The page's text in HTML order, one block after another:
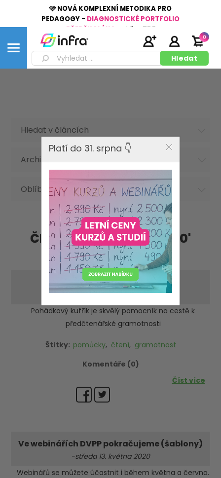
🩷 NOVÁ KOMPLEXNÍ METODIKA PRO
PEDAGOGY - DIAGNOSTICKÉ PORTFOLIO
PŘEDŠKOLÁKA
Více ZDE
0
Hledat v článcích
Archiv článků
Oblíbená hesla
Články - příspěvky '2020'
'květen'
Tip k předčtenářské gramotnosti
-čtvrtek 14. května 2020
Pohádkový kufřík je skvělý pomocník na cestě k
předčtenářské gramotnosti
Štítky: pomůcky, čtení, gramotnost
Komentáře (0)
Číst více
Ve webinářích DVPP pokračujeme (šablony)
-středa 13. května 2020
Webinářů se můžete účastnit i během května a června.
Platí do 31. srpna 👇